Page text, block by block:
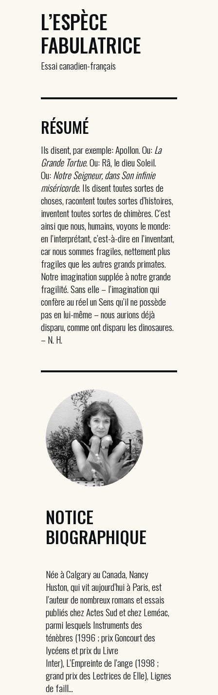
L’ESPÈCE
FABULATRICE
Essai canadien-français
RÉSUMÉ
Ils disent, par exemple: Apollon. Ou:La
Grande Tortue. Ou: Râ, le dieu Soleil.
Ou:Notre Seigneur, dans Son infinie
miséricorde. Ils disent toutes sortes de
choses, racontent toutes sortes d’histoires,
inventent toutes sortes de chimères. C’est
ainsi que nous, humains, voyons le monde:
en l’interprétant, c’est-à-dire en l’inventant,
car nous sommes fragiles, nettement plus
fragiles que les autres grands primates.
Notre imagination supplée à notre grande
fragilité. Sans elle – l’imagination qui
confère au réel un Sens qu’il ne possède
pas en lui-même – nous aurions déjà
disparu, comme ont disparu les dinosaures.
– N. H.
NOTICE
BIOGRAPHIQUE
Née à Calgary au Canada, Nancy
Huston, qui vit aujourd’hui à Paris, est
l’auteur de nombreux romans et essais
publiés chez Actes Sud et chez Leméac,
parmi lesquels Instruments des
ténèbres (1996 ; prix Goncourt des
lycéens et prix du Livre
Inter), L’Empreinte de l’ange (1998 ;
grand prix des Lectrices de Elle), Lignes
de faill...